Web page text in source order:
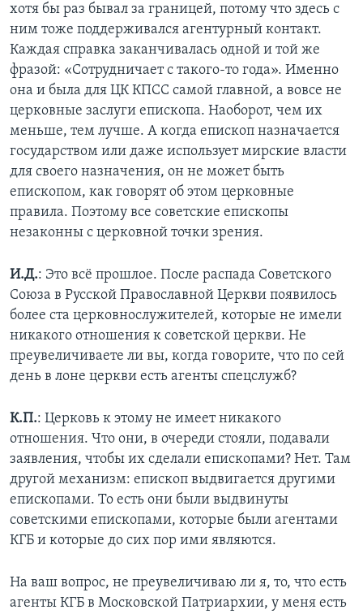
хотя бы раз бывал за границей, потому что здесь с
ним тоже поддерживался агентурный контакт.
Каждая справка заканчивалась одной и той же
фразой: «Сотрудничает с такого-то года». Именно
она и была для ЦК КПСС самой главной, а вовсе не
церковные заслуги епископа. Наоборот, чем их
меньше, тем лучше. А когда епископ назначается
государством или даже использует мирские власти
для своего назначения, он не может быть
епископом, как говорят об этом церковные
правила. Поэтому все советские епископы
незаконны с церковной точки зрения.
И.Д.: Это всё прошлое. После распада Советского
Союза в Русской Православной Церкви появилось
более ста церковнослужителей, которые не имели
никакого отношения к советской церкви. Не
преувеличиваете ли вы, когда говорите, что по сей
день в лоне церкви есть агенты спецслужб?
К.П.: Церковь к этому не имеет никакого
отношения. Что они, в очереди стояли, подавали
заявления, чтобы их сделали епископами? Нет. Там
другой механизм: епископ выдвигается другими
епископами. То есть они были выдвинуты
советскими епископами, которые были агентами
КГБ и которые до сих пор ими являются.
На ваш вопрос, не преувеличиваю ли я, то, что есть
агенты КГБ в Московской Патриархии, у меня есть